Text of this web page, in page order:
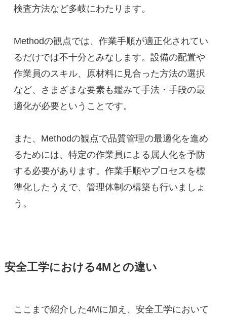
検査方法など多岐にわたります。
Methodの観点では、作業手順が適正化されてい
るだけでは不十分とみなします。設備の配置や
作業員のスキル、原材料に見合った方法の選択
など、さまざまな要素も鑑みて手法・手段の最
適化が必要ということです。
また、Methodの観点で品質管理の最適化を進め
るためには、特定の作業員による属人化を予防
する必要があります。作業手順やプロセスを標
準化したうえで、管理体制の構築も行いましょ
う。
安全工学における4Mとの違い
ここまで紹介した4Mに加え、安全工学において